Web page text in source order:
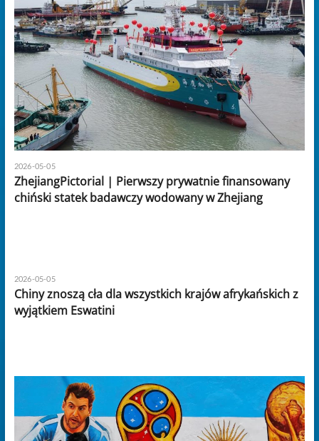
2026-05-05
ZhejiangPictorial | Pierwszy prywatnie finansowany
chiński statek badawczy wodowany w Zhejiang
2026-05-05
Chiny znoszą cła dla wszystkich krajów afrykańskich z
wyjątkiem Eswatini